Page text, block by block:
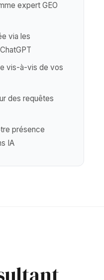
expert GEO
via les
vis-à-vis de vos
des requêtes
présence
IA